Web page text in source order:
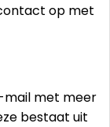
op met
mail met meer
bestaat uit